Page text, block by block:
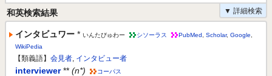
▼ 詳細検索
和英検索結果
インタビュワー * いんたびゅわー シソーラス PubMed Scholar, Google
WikiPedia
【類義語】 会見者, インタビュー者
interviewer ** (n*) コーパス